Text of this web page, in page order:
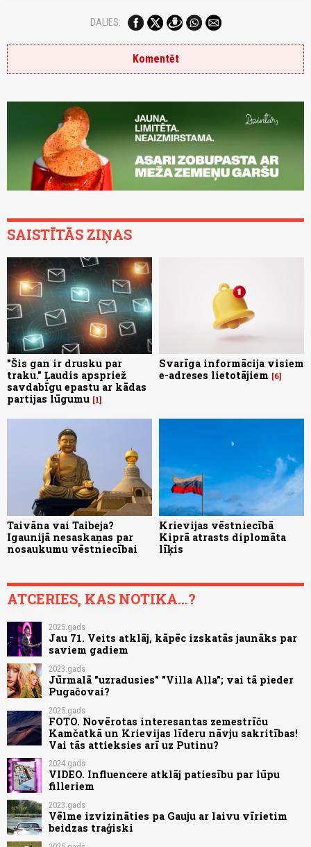
DALIES:
Komentēt
SAISTĪTĀS ZIŅAS
"Šis gan ir drusku par
traku." Ļaudis apspriež
savdabīgu epastu ar kādas
partijas lūgumu 1
Svarīga informācija visiem
e-adreses lietotājiem
6
Taivāna vai Taibeja?
Igaunijā nesaskaņas par
nosaukumu vēstniecībai
Krievijas vēstniecībā
Kiprā atrasts diplomāta
līķis
ATCERIES, KAS NOTIKA...?
2025.gads
Jau 71. Veits atklāj, kāpēc izskatās jaunāks par
saviem gadiem
2023.gads
Jūrmalā "uzradusies" "Villa Alla"; vai tā pieder
Pugačovai?
2025.gads
FOTO. Novērotas interesantas zemestrīču
Kamčatkā un Krievijas līderu nāvju sakritības!
Vai tās attieksies arī uz Putinu?
2024.gads
VIDEO. Influencere atklāj patiesību par lūpu
filleriem
2023.gads
Vēlme izvizināties pa Gauju ar laivu vīrietim
beidzas traģiski